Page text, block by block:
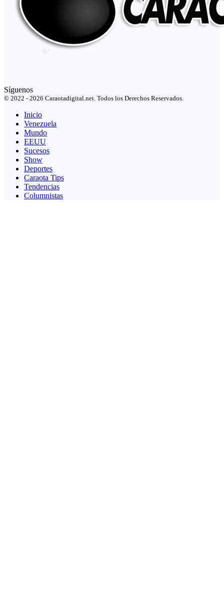
Síguenos
© 2022 - 2026 Caraotadigital.net. Todos los Derechos Reservados.
Inicio
Venezuela
Mundo
EEUU
Sucesos
Show
Deportes
Caraota Tips
Tendencias
Columnistas